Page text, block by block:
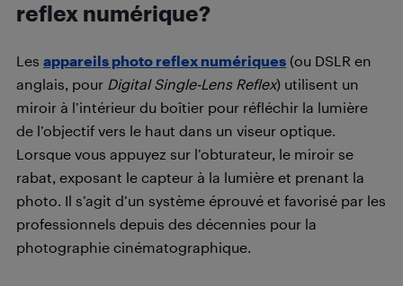
reflex numérique?
Les appareils photo reflex numériques (ou DSLR en
anglais, pour Digital Single-Lens Reflex) utilisent un
miroir à l’intérieur du boîtier pour réfléchir la lumière
de l’objectif vers le haut dans un viseur optique.
Lorsque vous appuyez sur l’obturateur, le miroir se
rabat, exposant le capteur à la lumière et prenant la
photo. Il s’agit d’un système éprouvé et favorisé par les
professionnels depuis des décennies pour la
photographie cinématographique.